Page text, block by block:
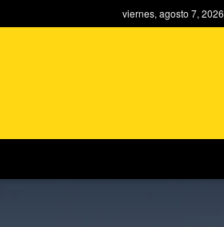
viernes, agosto 7, 2026